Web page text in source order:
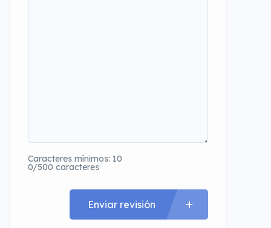
Caracteres mínimos: 10
0/500 caracteres
Enviar revisión